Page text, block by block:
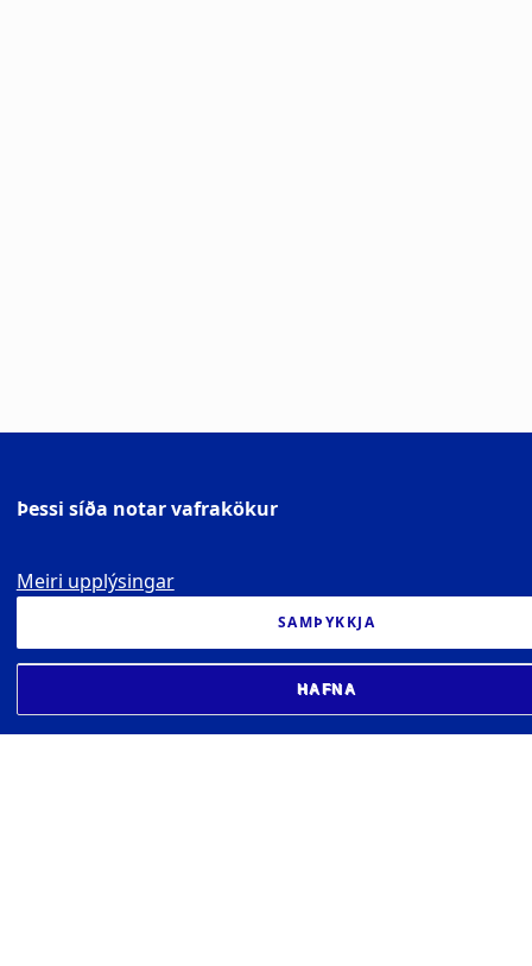
Þessi síða notar vafrakökur
Meiri upplýsingar
SAMÞYKKJA
HAFNA